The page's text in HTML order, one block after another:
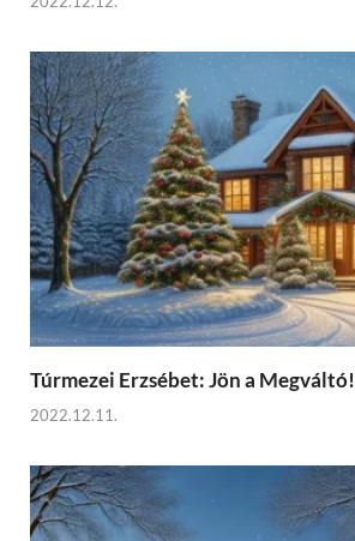
Túrmezei Erzsébet: Jön a Megváltó!
2022.12.11.